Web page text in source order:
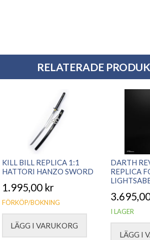
RELATERADE
KILL BILL REPLICA 1:1
HATTORI HANZO SWORD
1.995,00 kr
FÖRKÖP/BOKNING
LÄGG I VARUKORG
DARTH
REPLICA
I LAGER
LÄGG I